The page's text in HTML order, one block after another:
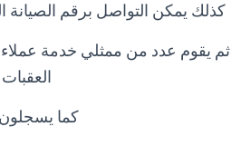
كذلك يمكن التواصل برقم
ثم يقوم عدد من ممثلي خدمة
كما يسجلون